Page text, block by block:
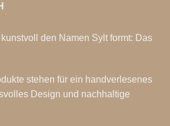
den Namen Sylt formt: Das
stehen für ein handverlesenes
Design und nachhaltige